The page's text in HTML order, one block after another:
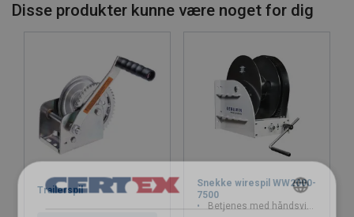
Disse produkter kunne være noget for dig
Trailerspil
Snekke wirespil WW2000-
7500
Betjenes med håndsving
DANISH